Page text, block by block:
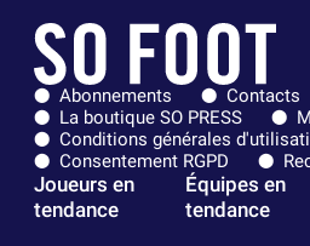
Abonnements
Contacts
La boutique SO PRESS
Conditions générales
Consentement RGPD
Joueurs en
tendance
Équipes en
tendance